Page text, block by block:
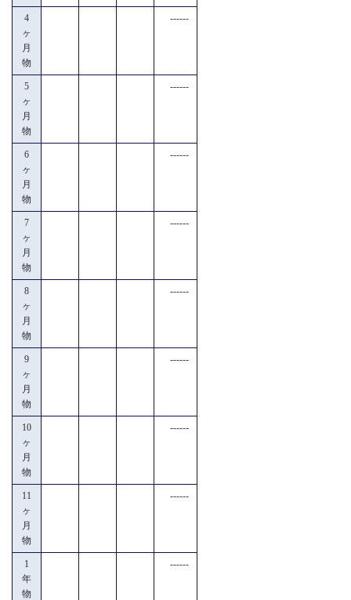
4
ヶ
月
物
------
5
ヶ
月
物
------
6
ヶ
月
物
------
7
ヶ
月
物
------
8
ヶ
月
物
------
9
ヶ
月
物
------
10
ヶ
月
物
------
11
ヶ
月
物
------
1
年
物
------